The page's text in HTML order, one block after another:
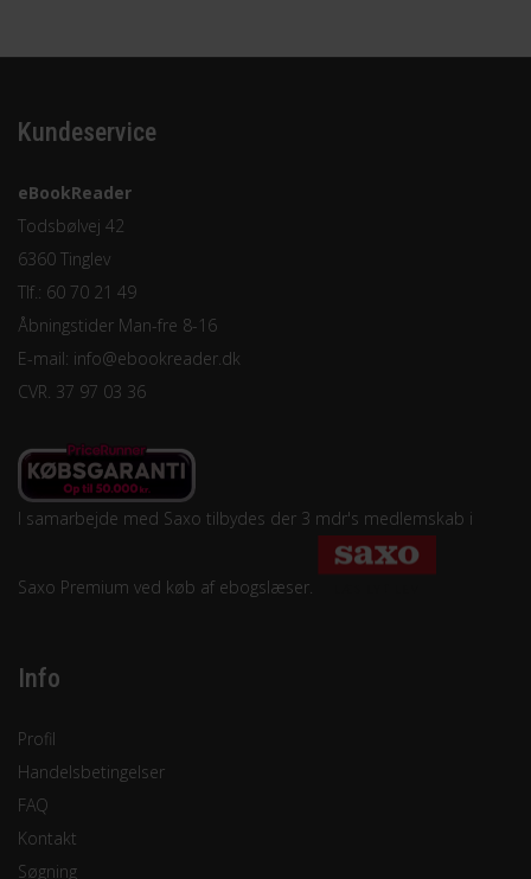
Kundeservice
eBookReader
Todsbølvej 42
6360 Tinglev
Tlf.: 60 70 21 49
Åbningstider Man-fre 8-16
E-mail: info@ebookreader.dk
CVR. 37 97 03 36
I samarbejde med Saxo tilbydes der 3 mdr's medlemskab i
Saxo Premium ved køb af ebogslæser.
Info
Profil
Handelsbetingelser
FAQ
Kontakt
Søgning